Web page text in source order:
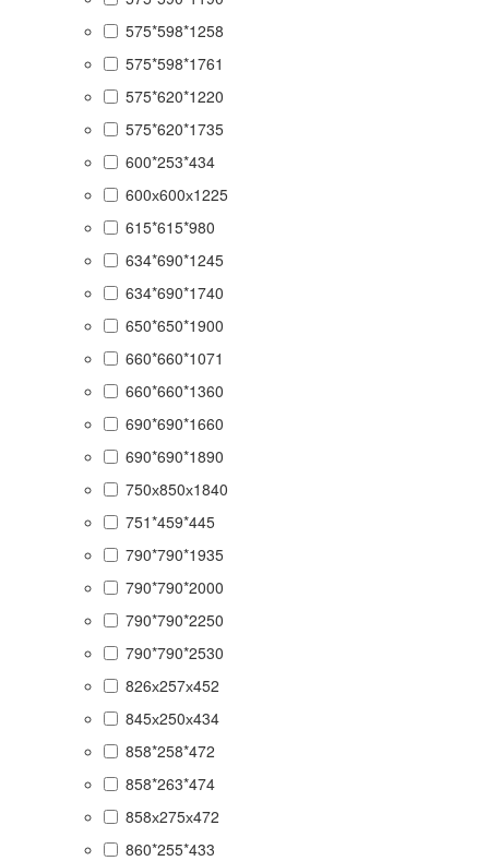
575*598*1258
575*598*1761
575*620*1220
575*620*1735
600*253*434
600х600х1225
615*615*980
634*690*1245
634*690*1740
650*650*1900
660*660*1071
660*660*1360
690*690*1660
690*690*1890
750х850х1840
751*459*445
790*790*1935
790*790*2000
790*790*2250
790*790*2530
826х257х452
845х250х434
858*258*472
858*263*474
858х275х472
860*255*433